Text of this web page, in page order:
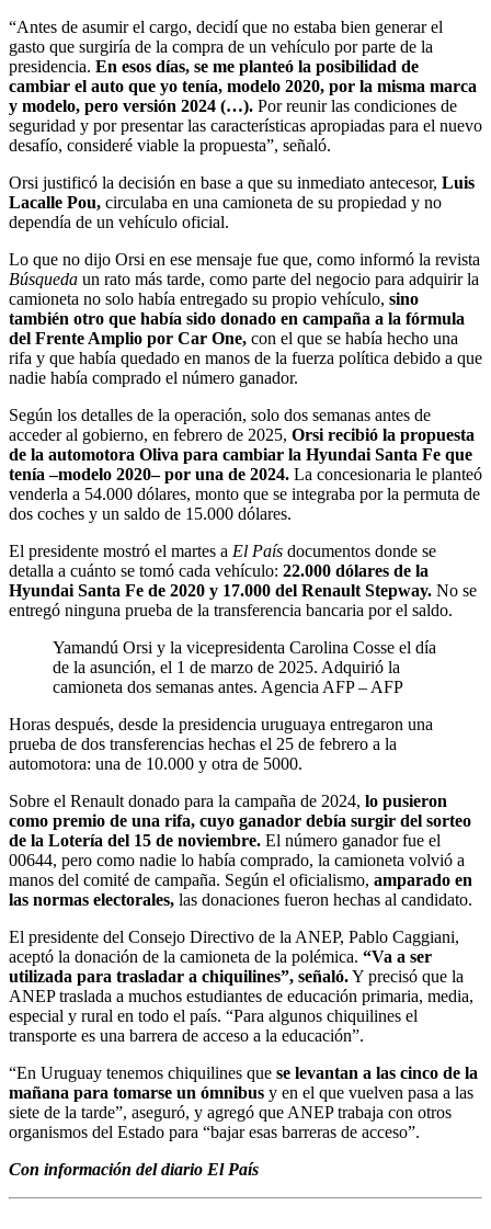
“Antes de asumir el cargo, decidí que no estaba bien generar el
gasto que surgiría de la compra de un vehículo por parte de la
presidencia. En esos días, se me planteó la posibilidad de
cambiar el auto que yo tenía, modelo 2020, por la misma marca
y modelo, pero versión 2024 (…). Por reunir las condiciones de
seguridad y por presentar las características apropiadas para el nuevo
desafío, consideré viable la propuesta”, señaló.
Orsi justificó la decisión en base a que su inmediato antecesor, Luis
Lacalle Pou, circulaba en una camioneta de su propiedad y no
dependía de un vehículo oficial.
Lo que no dijo Orsi en ese mensaje fue que, como informó la revista
Búsqueda un rato más tarde, como parte del negocio para adquirir la
camioneta no solo había entregado su propio vehículo, sino
también otro que había sido donado en campaña a la fórmula
del Frente Amplio por Car One, con el que se había hecho una
rifa y que había quedado en manos de la fuerza política debido a que
nadie había comprado el número ganador.
Según los detalles de la operación, solo dos semanas antes de
acceder al gobierno, en febrero de 2025, Orsi recibió la propuesta
de la automotora Oliva para cambiar la Hyundai Santa Fe que
tenía –modelo 2020– por una de 2024. La concesionaria le planteó
venderla a 54.000 dólares, monto que se integraba por la permuta de
dos coches y un saldo de 15.000 dólares.
El presidente mostró el martes a El País documentos donde se
detalla a cuánto se tomó cada vehículo: 22.000 dólares de la
Hyundai Santa Fe de 2020 y 17.000 del Renault Stepway. No se
entregó ninguna prueba de la transferencia bancaria por el saldo.
Yamandú Orsi y la vicepresidenta Carolina Cosse el día
de la asunción, el 1 de marzo de 2025. Adquirió la
camioneta dos semanas antes. Agencia AFP – AFP
Horas después, desde la presidencia uruguaya entregaron una
prueba de dos transferencias hechas el 25 de febrero a la
automotora: una de 10.000 y otra de 5000.
Sobre el Renault donado para la campaña de 2024, lo pusieron
como premio de una rifa, cuyo ganador debía surgir del sorteo
de la Lotería del 15 de noviembre. El número ganador fue el
00644, pero como nadie lo había comprado, la camioneta volvió a
manos del comité de campaña. Según el oficialismo, amparado en
las normas electorales, las donaciones fueron hechas al candidato.
El presidente del Consejo Directivo de la ANEP, Pablo Caggiani,
aceptó la donación de la camioneta de la polémica. “Va a ser
utilizada para trasladar a chiquilines”, señaló.Y precisó que la
ANEP traslada a muchos estudiantes de educación primaria, media,
especial y rural en todo el país. “Para algunos chiquilines el
transporte es una barrera de acceso a la educación”.
“En Uruguay tenemos chiquilines que se levantan a las cinco de la
mañana para tomarse un ómnibus y en el que vuelven pasa a las
siete de la tarde”, aseguró, y agregó que ANEP trabaja con otros
organismos del Estado para “bajar esas barreras de acceso”.
Con información del diario El País